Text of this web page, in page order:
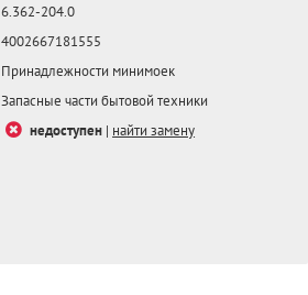
6.362-204.0
4002667181555
Принадлежности минимоек
Запасные части бытовой техники
недоступен | найти замену